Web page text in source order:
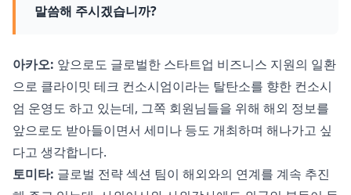
말씀해 주시겠습니까?
아카오: 앞으로도 글로벌한 스타트업 비즈니스 지원의 일환
으로 클라이밋 테크 컨소시엄이라는 탈탄소를 향한 컨소시
엄 운영도 하고 있는데, 그쪽 회원님들을 위해 해외 정보를
앞으로도 받아들이면서 세미나 등도 개최하며 해나가고 싶
다고 생각합니다.
토미타: 글로벌 전략 섹션 팀이 해외와의 연계를 계속 추진